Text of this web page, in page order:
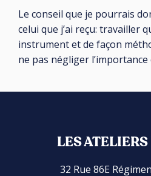
Le conseil que je pourrais
celui que j’ai reçu: travailler
instrument et de façon
ne pas négliger l’importance
LES
32 Rue 86E